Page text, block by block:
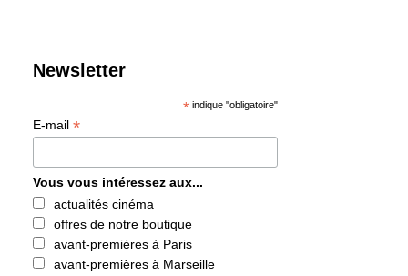
Newsletter
*indique "obligatoire"
E-mail *
Vous vous intéressez aux...
actualités cinéma
offres de notre boutique
avant-premières à Paris
avant-premières à Marseille